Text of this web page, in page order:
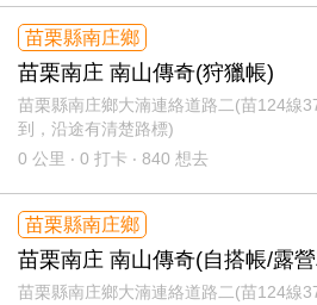
苗栗縣南庄鄉
苗栗南庄 南山傳奇(狩獵帳)
苗栗縣南庄鄉大湳連絡道路二(苗124線
到，沿途有清楚路標)
0 公里 ‧ 0 打卡 ‧ 840 想去
苗栗縣南庄鄉
苗栗南庄 南山傳奇(自搭帳/露
苗栗縣南庄鄉大湳連絡道路二(苗124線